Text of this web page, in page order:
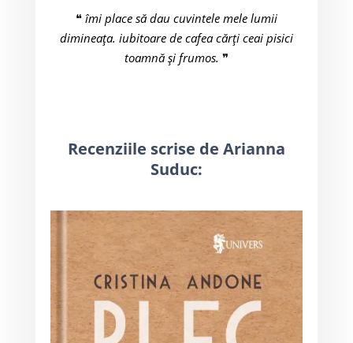
❝ îmi place să dau cuvintele mele lumii
dimineața. iubitoare de cafea cărți ceai pisici
toamnă și frumos. ❞
Recenziile scrise de Arianna
Suduc: